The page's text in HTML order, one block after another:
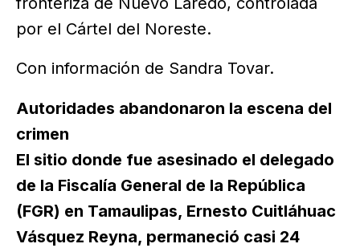
por el Cártel del Noreste.
Con información de Sandra Tovar.
Autoridades abandonaron la escena del
crimen
El sitio donde fue asesinado el delegado
de la Fiscalía General de la República
(FGR) en Tamaulipas, Ernesto Cuitláhuac
Vásquez Reyna, permaneció casi 24